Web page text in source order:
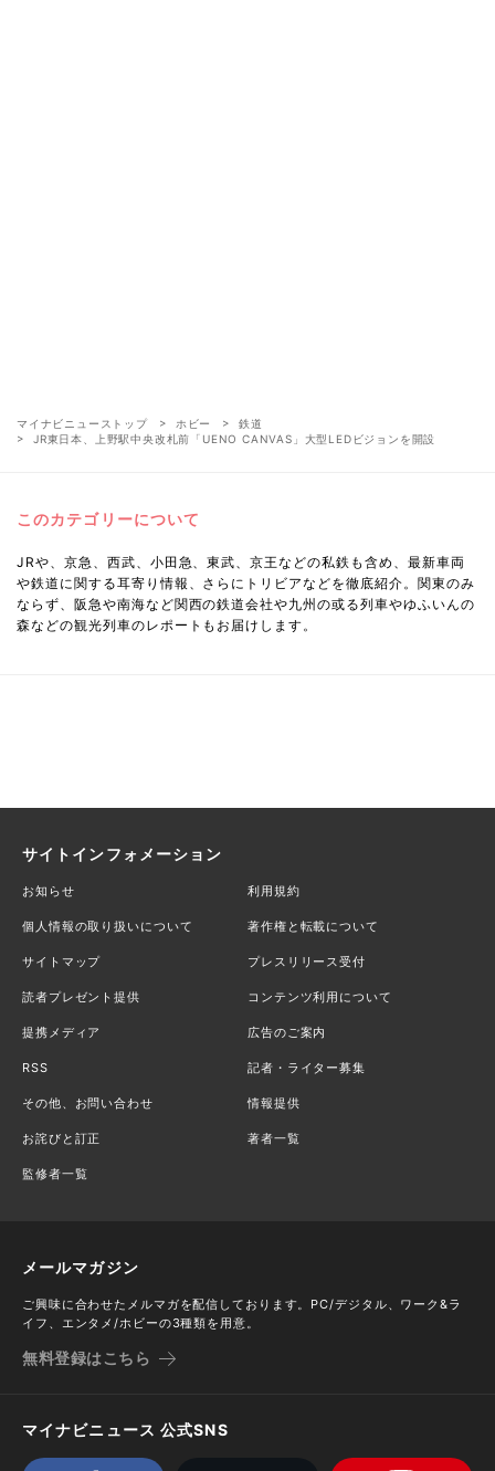
マイナビニューストップ ホビー
鉄道
JR東日本、上野駅中央改札前「UENO CANVAS」大型LEDビジョンを開設
このカテゴリーについて
JRや、京急、西武、小田急、東武、京王などの私鉄も含め、最新車両
や鉄道に関する耳寄り情報、さらにトリビアなどを徹底紹介。関東のみ
ならず、阪急や南海など関西の鉄道会社や九州の或る列車やゆふいんの
森などの観光列車のレポートもお届けします。
サイトインフォメーション
お知らせ 利用規約
個人情報の取り扱いについて 著作権と転載について
サイトマップ プレスリリース受付
読者プレゼント提供 コンテンツ利用について
提携メディア 広告のご案内
RSS 記者・ライター募集
その他、お問い合わせ 情報提供
お詫びと訂正 著者一覧
監修者一覧
メールマガジン
ご興味に合わせたメルマガを配信しております。PC/デジタル、ワーク&ラ
イフ、エンタメ/ホビーの3種類を用意。
無料登録はこちら
マイナビニュース 公式SNS